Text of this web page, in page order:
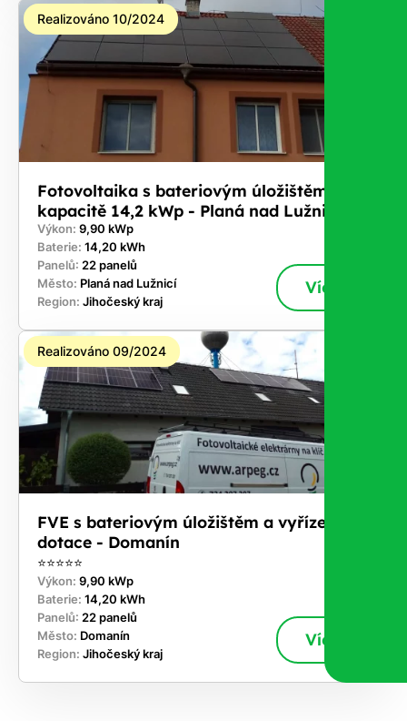
Realizováno 10/2024
Fotovoltaika s bateriovým úložištěm o
kapacitě 14,2 kWp - Planá nad Lužnicí
Výkon: 9,90 kWp
Baterie: 14,20 kWh
Panelů: 22 panelů
Město: Planá nad Lužnicí
Region: Jihočeský kraj
Více
Realizováno 09/2024
FVE s bateriovým úložištěm a vyřízením
dotace - Domanín
⭐⭐⭐⭐⭐
Výkon: 9,90 kWp
Baterie: 14,20 kWh
Panelů: 22 panelů
Město: Domanín
Region: Jihočeský kraj
Více